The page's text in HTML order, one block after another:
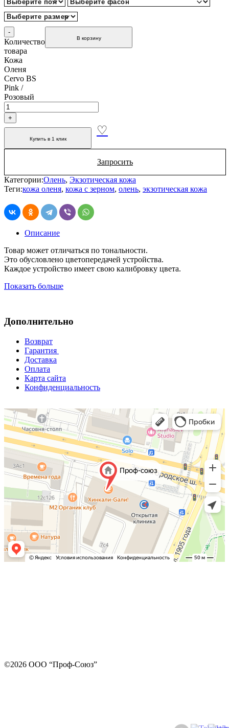
Количество
товара
Кожа
Оленя
Cervo BS
Pink /
Розовый
В корзину
Купить в 1 клик
Запросить
Категории:Олень, Экзотическая кожа
Теги:кожа оленя, кожа с зерном, олень, экзотическая кожа
Описание
Товар может отличаться по тональности.
Это обусловлено цветопередачей устройства.
Каждое устройство имеет свою калибровку цвета.
Показать больше
Дополнительно
Возврат
Гарантия
Доставка
Оплата
Карта сайта
Конфиденциальность
©2026 ООО “Проф-Союз”